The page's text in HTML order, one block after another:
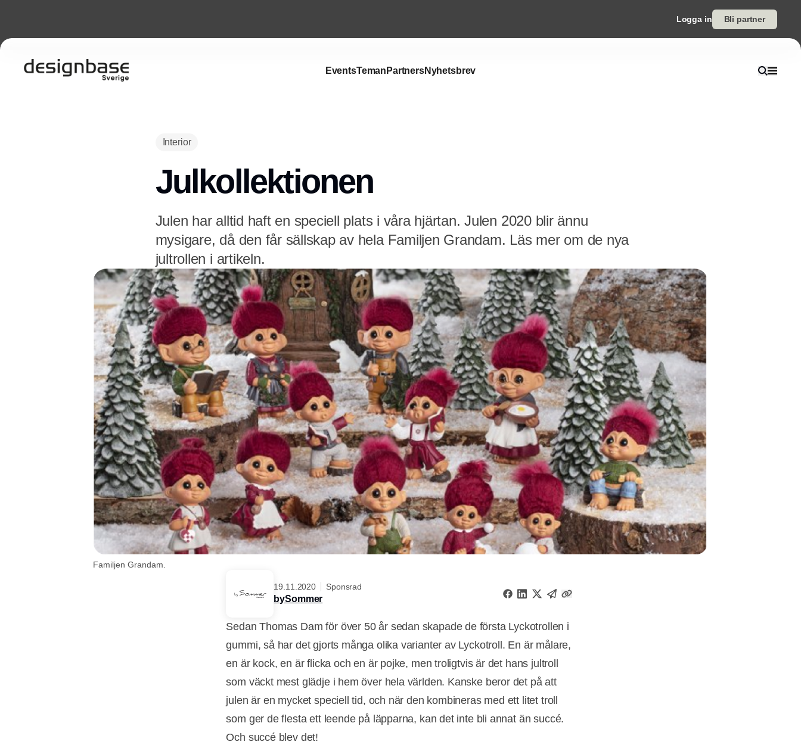
Logga in Bli partner
EventsTeman PartnersNyhetsbrev
Interior
Julkollektionen
Julen har alltid haft en speciell plats i våra hjärtan. Julen 2020 blir ännu
mysigare, då den får sällskap av hela Familjen Grandam. Läs mer om de nya
jultrollen i artikeln.
Familjen Grandam.
19.11.2020 Sponsrad
bySommer
Sedan Thomas Dam för över 50 år sedan skapade de första Lyckotrollen i
gummi, så har det gjorts många olika varianter av Lyckotroll. En är målare,
en är kock, en är flicka och en är pojke, men troligtvis är det hans jultroll
som väckt mest glädje i hem över hela världen. Kanske beror det på att
julen är en mycket speciell tid, och när den kombineras med ett litet troll
som ger de flesta ett leende på läpparna, kan det inte bli annat än succé.
Och succé blev det!